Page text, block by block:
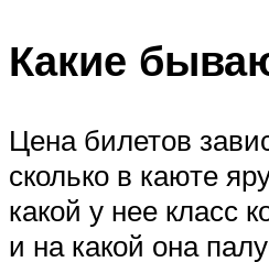
Какие
Цена билетов
сколько в каюте
какой у нее класс
и на какой она